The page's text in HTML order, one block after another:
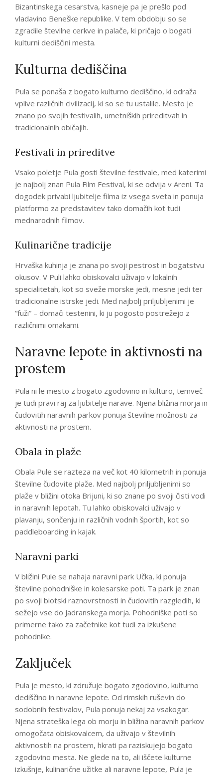
Bizantinskega cesarstva, kasneje pa je prešlo pod
vladavino Beneške republike. V tem obdobju so se
zgradile številne cerkve in palače, ki pričajo o bogati
kulturni dediščini mesta.
Kulturna dediščina
Pula se ponaša z bogato kulturno dediščino, ki odraža
vplive različnih civilizacij, ki so se tu ustalile. Mesto je
znano po svojih festivalih, umetniških prireditvah in
tradicionalnih običajih.
Festivali in prireditve
Vsako poletje Pula gosti številne festivale, med katerimi
je najbolj znan Pula Film Festival, ki se odvija v Areni. Ta
dogodek privabi ljubitelje filma iz vsega sveta in ponuja
platformo za predstavitev tako domačih kot tudi
mednarodnih filmov.
Kulinarične tradicije
Hrvaška kuhinja je znana po svoji pestrost in bogatstvu
okusov. V Puli lahko obiskovalci uživajo v lokalnih
specialitetah, kot so sveže morske jedi, mesne jedi ter
tradicionalne istrske jedi. Med najbolj priljubljenimi je
“fuži” – domači testenini, ki ju pogosto postrežejo z
različnimi omakami.
Naravne lepote in aktivnosti na
prostem
Pula ni le mesto z bogato zgodovino in kulturo, temveč
je tudi pravi raj za ljubitelje narave. Njena bližina morja in
čudovitih naravnih parkov ponuja številne možnosti za
aktivnosti na prostem.
Obala in plaže
Obala Pule se razteza na več kot 40 kilometrih in ponuja
številne čudovite plaže. Med najbolj priljubljenimi so
plaže v bližini otoka Brijuni, ki so znane po svoji čisti vodi
in naravnih lepotah. Tu lahko obiskovalci uživajo v
plavanju, sončenju in različnih vodnih športih, kot so
paddleboarding in kajak.
Naravni parki
V bližini Pule se nahaja naravni park Učka, ki ponuja
številne pohodniške in kolesarske poti. Ta park je znan
po svoji biotski raznovrstnosti in čudovitih razgledih, ki
sežejo vse do Jadranskega morja. Pohodniške poti so
primerne tako za začetnike kot tudi za izkušene
pohodnike.
Zaključek
Pula je mesto, ki združuje bogato zgodovino, kulturno
dediščino in naravne lepote. Od rimskih ruševin do
sodobnih festivalov, Pula ponuja nekaj za vsakogar.
Njena strateška lega ob morju in bližina naravnih parkov
omogočata obiskovalcem, da uživajo v številnih
aktivnostih na prostem, hkrati pa raziskujejo bogato
zgodovino mesta. Ne glede na to, ali iščete kulturne
izkušnje, kulinarične užitke ali naravne lepote, Pula je